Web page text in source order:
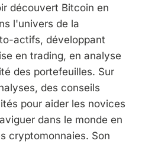
découvert Bitcoin en
l'univers de la
actifs, développant
en trading, en analyse
des portefeuilles. Sur
des conseils
pour aider les novices
dans le monde en
cryptomonnaies. Son